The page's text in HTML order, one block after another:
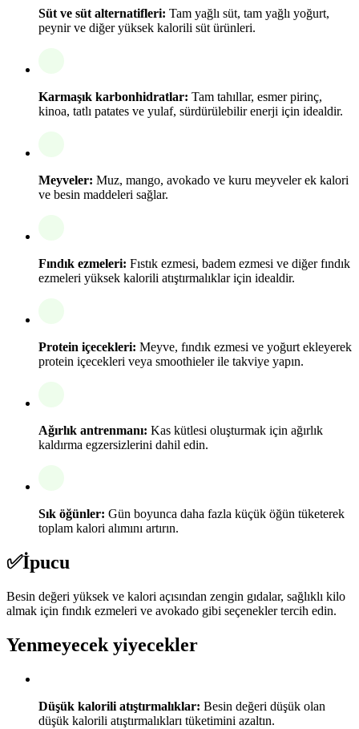
Süt ve süt alternatifleri: Tam yağlı süt, tam yağlı yoğurt,
peynir ve diğer yüksek kalorili süt ürünleri.
Karmaşık karbonhidratlar: Tam tahıllar, esmer pirinç,
kinoa, tatlı patates ve yulaf, sürdürülebilir enerji için idealdir.
Meyveler: Muz, mango, avokado ve kuru meyveler ek kalori
ve besin maddeleri sağlar.
Fındık ezmeleri: Fıstık ezmesi, badem ezmesi ve diğer fındık
ezmeleri yüksek kalorili atıştırmalıklar için idealdir.
Protein içecekleri: Meyve, fındık ezmesi ve yoğurt ekleyerek
protein içecekleri veya smoothieler ile takviye yapın.
Ağırlık antrenmanı: Kas kütlesi oluşturmak için ağırlık
kaldırma egzersizlerini dahil edin.
Sık öğünler: Gün boyunca daha fazla küçük öğün tüketerek
toplam kalori alımını artırın.
✅İpucu
Besin değeri yüksek ve kalori açısından zengin gıdalar, sağlıklı kilo
almak için fındık ezmeleri ve avokado gibi seçenekler tercih edin.
Yenmeyecek yiyecekler
Düşük kalorili atıştırmalıklar: Besin değeri düşük olan
düşük kalorili atıştırmalıkları tüketimini azaltın.